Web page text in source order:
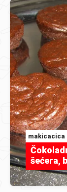
makicacica
šećera,